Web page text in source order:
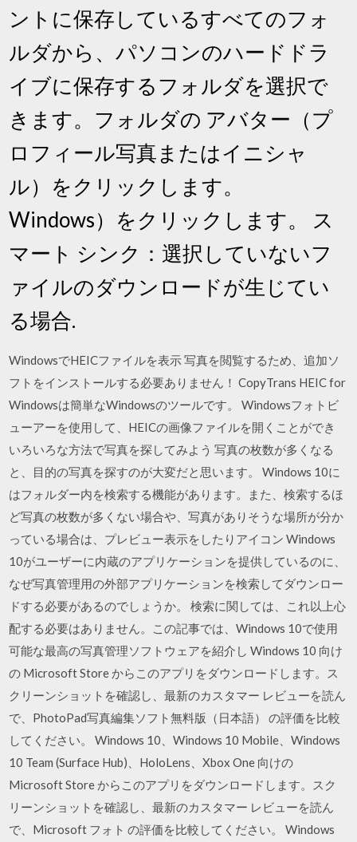
ントに保存しているすべてのフォ
ルダから、パソコンのハードドラ
イブに保存するフォルダを選択で
きます。フォルダの アバター（プ
ロフィール写真またはイニシャ
ル）をクリックします。
Windows）をクリックします。 ス
マート シンク：選択していないフ
ァイルのダウンロードが生じてい
る場合.
WindowsでHEICファイルを表示 写真を閲覧するため、追加ソ
フトをインストールする必要ありません！ CopyTrans HEIC for
Windowsは簡単なWindowsのツールです。 Windowsフォトビ
ューアーを使用して、HEICの画像ファイルを開くことができ
いろいろな方法で写真を探してみよう 写真の枚数が多くなる
と、目的の写真を探すのが大変だと思います。 Windows 10に
はフォルダー内を検索する機能があります。また、検索するほ
ど写真の枚数が多くない場合や、写真がありそうな場所が分か
っている場合は、プレビュー表示をしたりアイコン Windows
10がユーザーに内蔵のアプリケーションを提供しているのに、
なぜ写真管理用の外部アプリケーションを検索してダウンロー
ドする必要があるのでしょうか。 検索に関しては、これ以上心
配する必要はありません。この記事では、Windows 10で使用
可能な最高の写真管理ソフトウェアを紹介し Windows 10 向け
の Microsoft Store からこのアプリをダウンロードします。ス
クリーンショットを確認し、最新のカスタマー レビューを読ん
で、PhotoPad写真編集ソフト無料版（日本語） の評価を比較
してください。 Windows 10、Windows 10 Mobile、Windows
10 Team (Surface Hub)、HoloLens、Xbox One 向けの
Microsoft Store からこのアプリをダウンロードします。スク
リーンショットを確認し、最新のカスタマー レビューを読ん
で、Microsoft フォト の評価を比較してください。 Windows